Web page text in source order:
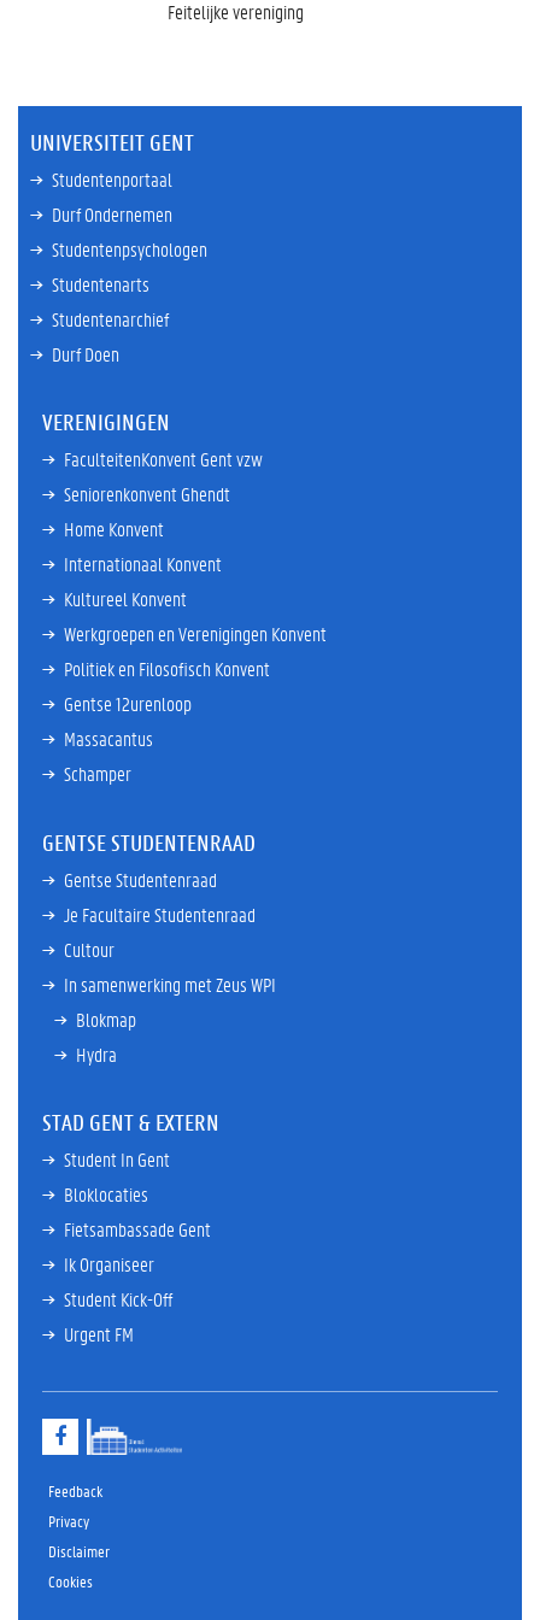
Feitelijke vereniging
UNIVERSITEIT GENT
Studentenportaal
Durf Ondernemen
Studentenpsychologen
Studentenarts
Studentenarchief
Durf Doen
VERENIGINGEN
FaculteitenKonvent Gent vzw
Seniorenkonvent Ghendt
Home Konvent
Internationaal Konvent
Kultureel Konvent
Werkgroepen en Verenigingen Konvent
Politiek en Filosofisch Konvent
Gentse 12urenloop
Massacantus
Schamper
GENTSE STUDENTENRAAD
Gentse Studentenraad
Je Facultaire Studentenraad
Cultour
In samenwerking met Zeus WPI
Blokmap
Hydra
STAD GENT & EXTERN
Student In Gent
Bloklocaties
Fietsambassade Gent
Ik Organiseer
Student Kick-Off
Urgent FM
e
o
o
Feedback
Privacy
Disclaimer
Cookies